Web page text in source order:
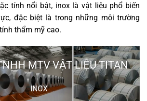
tính nổi bật, inox là vật liệu phổ biến
đặc biệt là trong những môi trường
thẩm mỹ cao.
MTV VẬT LIỆU TITAN
INOX